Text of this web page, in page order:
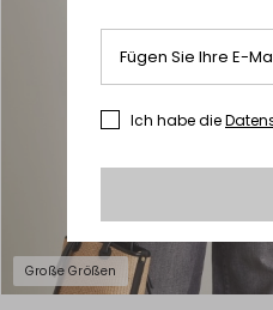
Große Größen
Fügen Sie Ihre E-
Ich habe die